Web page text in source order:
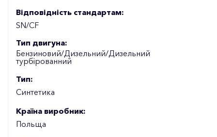
Відповідність стандартам:
SN/CF
Тип двигуна:
Бензиновий/Дизельний/Дизельний
турбірованний
Тип:
Синтетика
Країна виробник:
Польща